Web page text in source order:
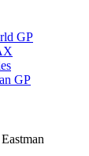
GP
GP